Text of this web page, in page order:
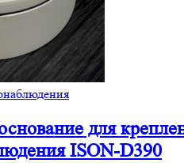
для
ISON-D390